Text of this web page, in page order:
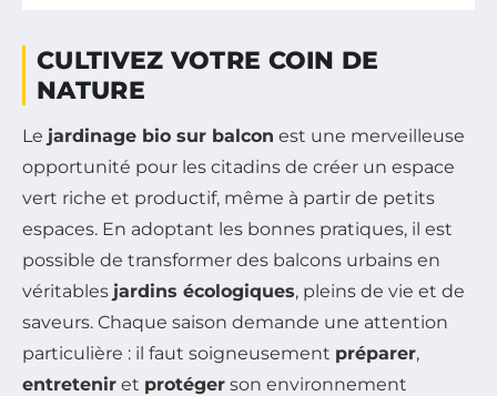
CULTIVEZ VOTRE COIN DE
NATURE
Le jardinage bio sur balcon est une merveilleuse
opportunité pour les citadins de créer un espace
vert riche et productif, même à partir de petits
espaces. En adoptant les bonnes pratiques, il est
possible de transformer des balcons urbains en
véritables jardins écologiques, pleins de vie et de
saveurs. Chaque saison demande une attention
particulière : il faut soigneusement préparer,
entretenir et protéger son environnement